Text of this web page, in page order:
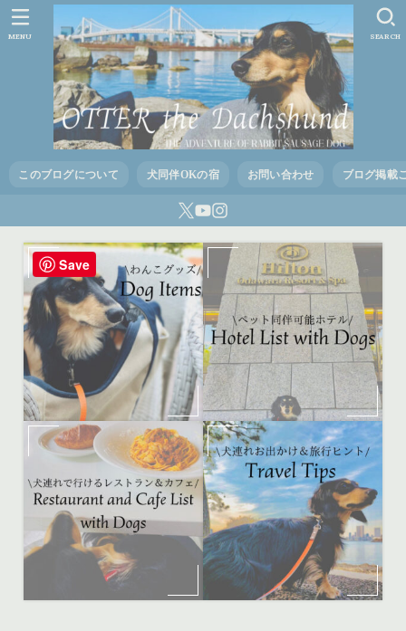
このブログについて 犬同伴OKの宿 お問い合わせ ブログ掲載
SEARCH
MENU
Save